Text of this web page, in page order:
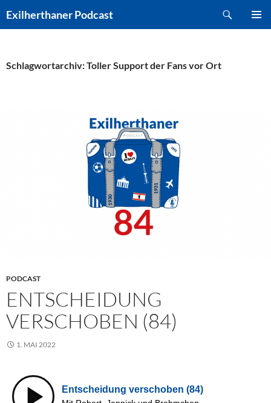
Inhalt
Exilherthaner Podcast
Schlagwortarchiv: Toller Support der Fans vor Ort
PODCAST
ENTSCHEIDUNG
VERSCHOBEN (84)
1. MAI 2022